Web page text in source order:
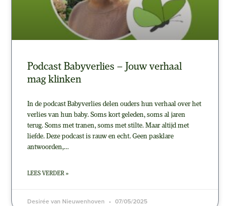
Podcast Babyverlies – Jouw verhaal
mag klinken
In de podcast Babyverlies delen ouders hun verhaal over het
verlies van hun baby. Soms kort geleden, soms al jaren
terug. Soms met tranen, soms met stilte. Maar altijd met
liefde. Deze podcast is rauw en echt. Geen pasklare
antwoorden,…
LEES VERDER »
Desirée van Nieuwenhoven 07/05/2025